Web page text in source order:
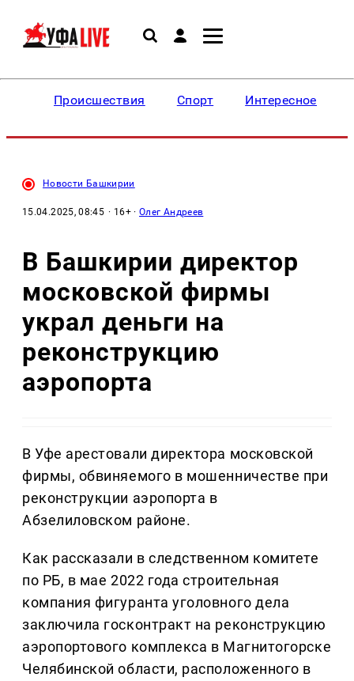
Происшествия Спорт Интересное
Новости Башкирии
15.04.2025, 08:45 · 16+ ·Олег Андреев
В Башкирии директор
московской фирмы
украл деньги на
реконструкцию
аэропорта
В Уфе арестовали директора московской
фирмы, обвиняемого в мошенничестве при
реконструкции аэропорта в
Абзелиловском районе.
Как рассказали в следственном комитете
по РБ, в мае 2022 года строительная
компания фигуранта уголовного дела
заключила госконтракт на реконструкцию
аэропортового комплекса в Магнитогорске
Челябинской области, расположенного в